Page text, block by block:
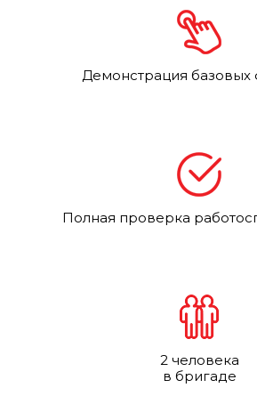
Демонстрация базовых
Полная проверка
2 человека
в бригаде